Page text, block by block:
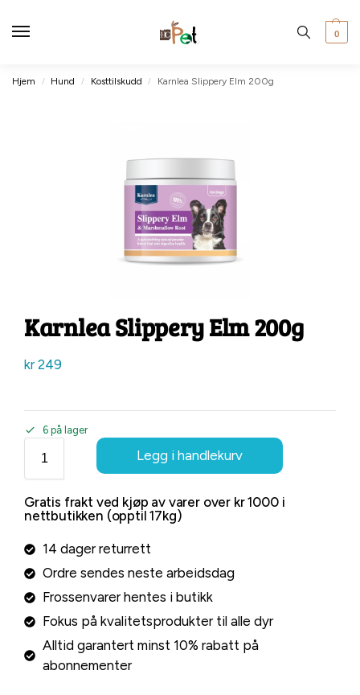
0
Hjem / Hund / Kosttilskudd / Karnlea Slippery Elm 200g
Karnlea Slippery Elm 200g
kr249
6 på lager
Legg i handlekurv
Gratis frakt ved kjøp av varer over kr 1000 i
nettbutikken (opptil 17kg)
14 dager returrett
Ordre sendes neste arbeidsdag
Frossenvarer hentes i butikk
Fokus på kvalitetsprodukter til alle dyr
Alltid garantert minst 10% rabatt på
abonnementer